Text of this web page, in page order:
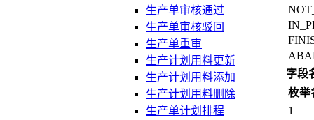
生产单审核通过
生产单审核驳回
生产单重审
生产计划用料更新
生产计划用料添加
生产计划用料删除
生产单计划排程
字段
枚举
1